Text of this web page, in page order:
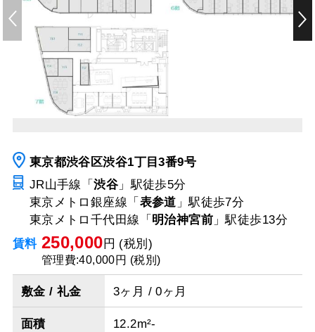
東京都渋谷区渋谷1丁目3番9号
JR山手線「渋谷 」駅徒歩5分
東京メトロ銀座線「 表参道 」駅徒歩7分
東京メトロ千代田線「 明治神宮前 」駅徒歩13分
賃料 250,000 円 (税別)
管理費:40,000円 (税別)
敷金 / 礼金 3ヶ月 / 0ヶ月
面積 12.2m²-